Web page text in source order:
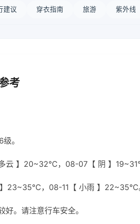
建议 穿衣指南 旅游 紫外线
考
。
云 】20~32℃，08-07【 阴 】
23~35℃，08-11【 小雨 】22~35℃
。请注意行车安全。